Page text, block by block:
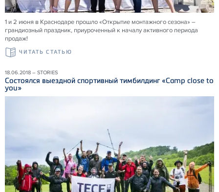
1 и 2 июня в Краснодаре прошло «Открытие монтажного сезона» –
грандиозный праздник, приуроченный к началу активного периода
продаж!
ЧИТАТЬ СТАТЬЮ
18.06.2018 – STORIES
Состоялся выездной спортивный тимбилдинг «Camp close to
you»